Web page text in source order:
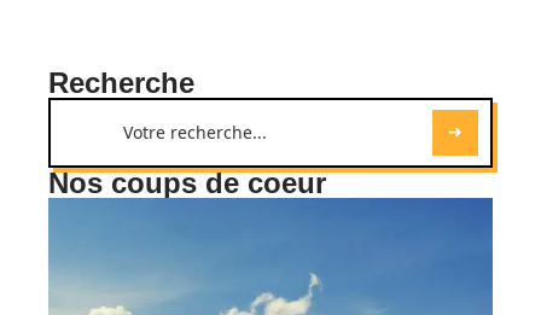
Recherche
Nos coups de coeur